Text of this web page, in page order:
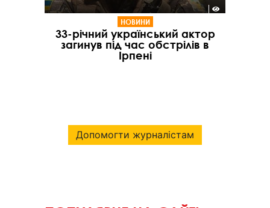
НОВИНИ
33-річний український актор
загинув під час обстрілів в
Ірпені
Допомогти журналістам